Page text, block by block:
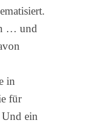
… und
in
für
ein